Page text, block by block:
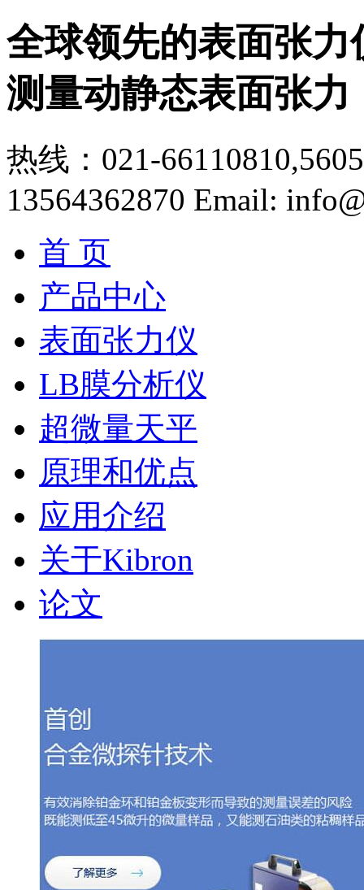
全球领先的表面张
测量动静态表面张力
热线：021-
13564362870 Email:
首 页
产品中心
表面张力仪
LB膜分析仪
超微量天平
原理和优点
应用介绍
关于Kibron
论文